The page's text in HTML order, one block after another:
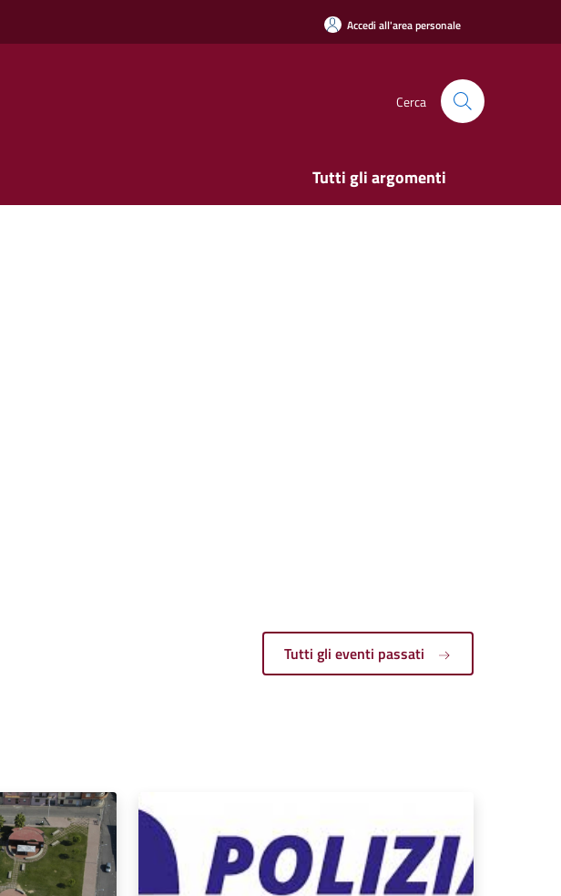
Accedi all'area personale
Cerca
Tutti gli argomenti
Tutti gli eventi passati